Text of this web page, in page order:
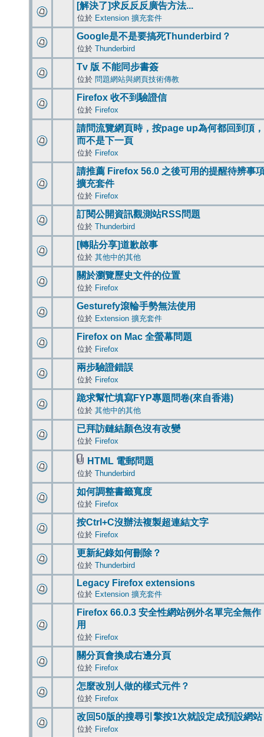
[解決了]求反反反廣告方法...
位於 Extension 擴充套件
Google是不是要搞死Thunderbird？
位於 Thunderbird
Tv 版 不能同步書簽
位於 問題網站與網頁技術傳教
Firefox 收不到驗證信
位於 Firefox
請問流覽網頁時，按page up為何都回到頂，
而不是下一頁
位於 Firefox
請推薦 Firefox 56.0 之後可用的提醒待辨事
擴充套件
位於 Firefox
訂閱公開資訊觀測站RSS問題
位於 Thunderbird
[轉貼分享]道歉啟事
位於 其他中的其他
關於瀏覽歷史文件的位置
位於 Firefox
Gesturefy滾輪手勢無法使用
位於 Extension 擴充套件
Firefox on Mac 全螢幕問題
位於 Firefox
兩步驗證錯誤
位於 Firefox
跪求幫忙填寫FYP專題問卷(來自香港)
位於 其他中的其他
已拜訪鏈結顏色沒有改變
位於 Firefox
HTML 電郵問題
位於 Thunderbird
如何調整書籤寬度
位於 Firefox
按Ctrl+C沒辦法複製超連結文字
位於 Firefox
更新紀錄如何刪除？
位於 Thunderbird
Legacy Firefox extensions
位於 Extension 擴充套件
Firefox 66.0.3 安全性網站例外名單完全無作
用
位於 Firefox
關分頁會換成右邊分頁
位於 Firefox
怎麼改別人做的樣式元件？
位於 Firefox
改回50版的搜尋引擎按1次就設定成預設網站
位於 Firefox